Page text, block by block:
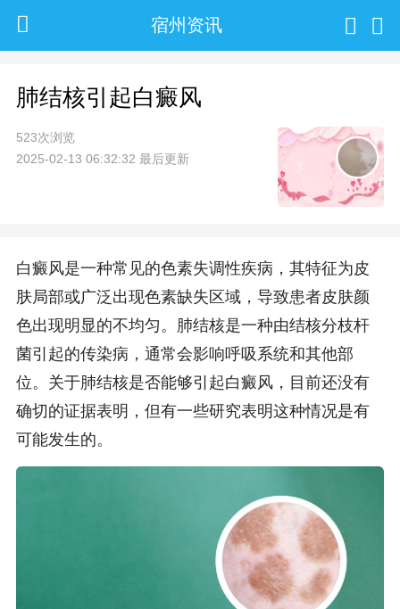
宿州资讯
肺结核引起白癜风
523次浏览
2025-02-13 06:32:32 最后更新
白癜风是一种常见的色素失调性疾病，其特征为皮
肤局部或广泛出现色素缺失区域，导致患者皮肤颜
色出现明显的不均匀。肺结核是一种由结核分枝杆
菌引起的传染病，通常会影响呼吸系统和其他部
位。关于肺结核是否能够引起白癜风，目前还没有
确切的证据表明，但有一些研究表明这种情况是有
可能发生的。